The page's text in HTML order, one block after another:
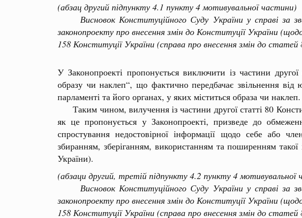
(абзац другий підпункту 4.1 пункту 4 мотивувальної частини)
Висновок Конституційного Суду України у справі за
законопроекту про внесення змін до Конституції України
158 Конституції України (справа про внесення змін до
У Законопроекті пропонується виключити із частини
образу чи наклеп“, що фактично передбачає звільнення від
парламенті та його органах, у яких міститься образа чи наклеп.
Таким чином, вилучення із частини другої статті 80
як це пропонується у Законопроекті, призведе до
спростування недостовірної інформації щодо себе або
збиранням, зберіганням, використанням та поширенням такої
України).
(абзаци другий, третій підпункту 4.2 пункту 4 мотивувальної
Висновок Конституційного Суду України у справі за
законопроекту про внесення змін до Конституції України
158 Конституції України (справа про внесення змін до